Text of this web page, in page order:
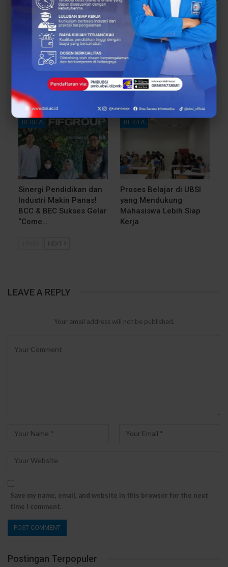
Dari Catatan Manual
Bantu Bank Sampah
Mawar Burangrang
Kelola…
Dari Sampah Jadi
Rupiah, UBSI Bantu
Bank Sampah Mawar
Burangrang Go Digital
BERITA
Sinergi Pendidikan dan
Industri Makin Panas!
BCC & BEC Sukses Gelar
“Come…
BERITA
Proses Belajar di UBSI
yang Mendukung
Mahasiswa Lebih Siap
Kerja
NEXT
LEAVE A REPLY
Your email address will not be published.
Save my name, email, and website in this browser for the next
time I comment.
Postingan Terpopuler